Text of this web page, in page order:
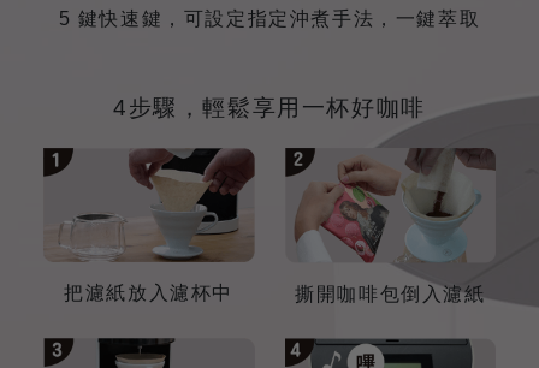
5 鍵快速鍵，可設定指定沖煮手法，一鍵萃取
4步驟，輕鬆享用一杯好咖啡
把濾紙放入濾杯中 撕開咖啡包倒入濾紙